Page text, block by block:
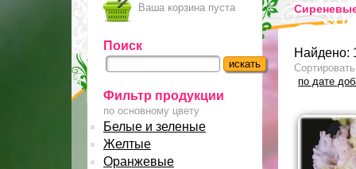
Ваша корзина пуста
Поиск
Фильтр продукции
по основному цвету
Белые и зеленые
Желтые
Оранжевые
Найдено:
по дате